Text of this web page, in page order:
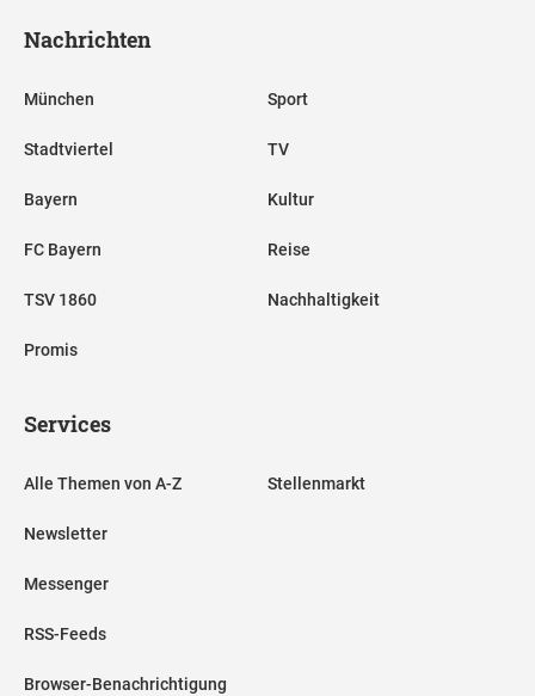
Nachrichten
München
Stadtviertel
Bayern
FC Bayern
TSV 1860
Promis
Sport
TV
Kultur
Reise
Nachhaltigkeit
Services
Alle Themen von A-Z
Newsletter
Messenger
RSS-Feeds
Browser-Benachrichtigung
Stellenmarkt